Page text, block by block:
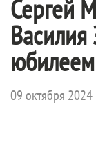
Сергей
Василия
юбилеем
09 октября 2024